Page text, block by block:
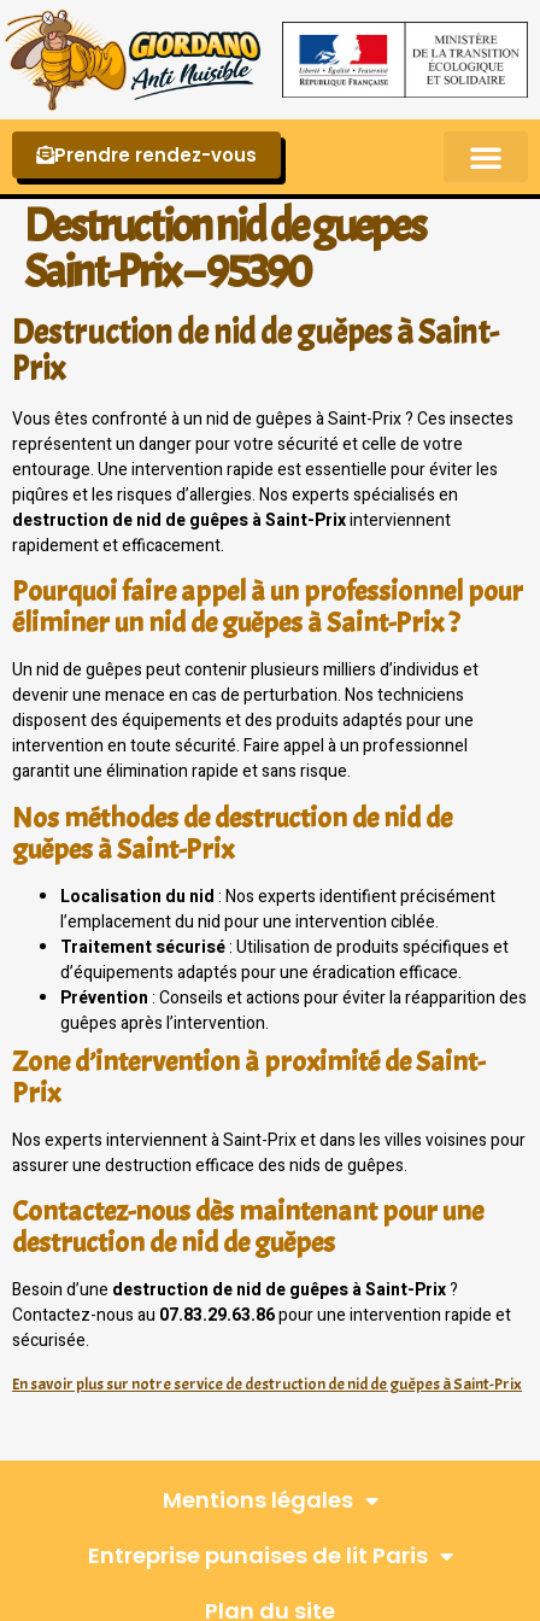
Prendre rendez-vous
Destruction nid de guepes
Saint-Prix – 95390
Destruction de nid de guêpes à Saint-
Prix
Vous êtes confronté à un nid de guêpes à Saint-Prix ? Ces insectes
représentent un danger pour votre sécurité et celle de votre
entourage. Une intervention rapide est essentielle pour éviter les
piqûres et les risques d’allergies. Nos experts spécialisés en
destruction de nid de guêpes à Saint-Prixinterviennent
rapidement et efficacement.
Pourquoi faire appel à un professionnel pour
éliminer un nid de guêpes à Saint-Prix ?
Un nid de guêpes peut contenir plusieurs milliers d’individus et
devenir une menace en cas de perturbation. Nos techniciens
disposent des équipements et des produits adaptés pour une
intervention en toute sécurité. Faire appel à un professionnel
garantit une élimination rapide et sans risque.
Nos méthodes de destruction de nid de
guêpes à Saint-Prix
Localisation du nid: Nos experts identifient précisément
l’emplacement du nid pour une intervention ciblée.
Traitement sécurisé: Utilisation de produits spécifiques et
d’équipements adaptés pour une éradication efficace.
Prévention: Conseils et actions pour éviter la réapparition des
guêpes après l’intervention.
Zone d’intervention à proximité de Saint-
Prix
Nos experts interviennent à Saint-Prix et dans les villes voisines pour
assurer une destruction efficace des nids de guêpes.
Contactez-nous dès maintenant pour une
destruction de nid de guêpes
Besoin d’une destruction de nid de guêpes à Saint-Prix?
Contactez-nous au 07.83.29.63.86pour une intervention rapide et
sécurisée.
En savoir plus sur notre service de destruction de nid de guêpes à Saint-Prix
Mentions légales
Entreprise punaises de lit Paris
Plan du site